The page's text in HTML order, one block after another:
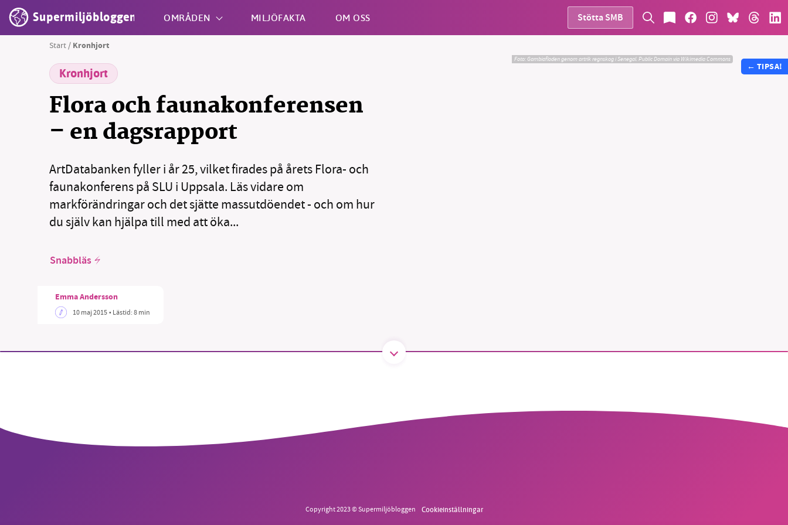
Supermiljöbloggen OMRÅDEN MILJÖFAKTA OM OSS Stötta SMB
Start / Kronhjort
Kronhjort
Flora och faunakonferensen
– en dagsrapport
ArtDatabanken fyller i år 25, vilket firades på årets Flora- och
faunakonferens på SLU i Uppsala. Läs vidare om
markförändringar och det sjätte massutdöendet - och om hur
du själv kan hjälpa till med att öka...
Snabbläs
Emma Andersson
10 maj 2015• Lästid:8 min
Foto: Gambiafloden genom artrik regnskog i Senegal. Public Domain via Wikimedia Commons
← TIPSA!
Copyright 2023 © Supermiljöbloggen Cookieinställningar
ideella redaktion drivit miljödebatten framåt genom